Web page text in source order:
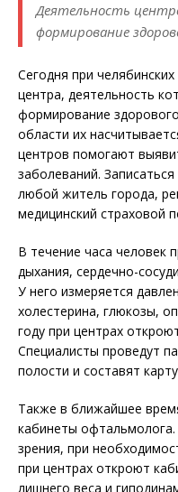
Деятельность
формирование
Сегодня при
центра, деятельность
формирование
области их
центров помогают
заболеваний.
любой житель города,
медицинский страховой
В течение часа человек
дыхания, сердечно-
У него измеряется
холестерина, глюкозы,
году при центрах
Специалисты проведут
полости и составят
Также в ближайшее
кабинеты
зрения, при
при центрах откроют
лишнего веса и